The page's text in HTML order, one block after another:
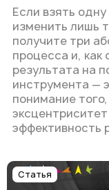
Если взять
изменить лишь
получите три
процесса и, как
результата на
инструмента —
понимание
эффективность
Статья